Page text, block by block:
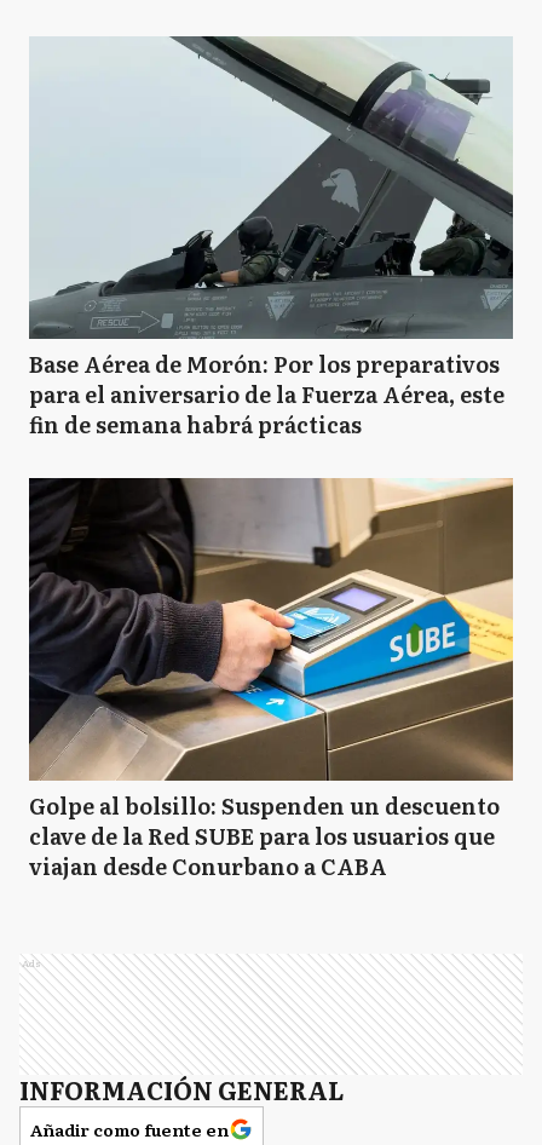
Base Aérea de Morón: Por los preparativos
para el aniversario de la Fuerza Aérea, este
fin de semana habrá prácticas
Golpe al bolsillo: Suspenden un descuento
clave de la Red SUBE para los usuarios que
viajan desde Conurbano a CABA
Ads
INFORMACIÓN GENERAL
Añadir como fuente en